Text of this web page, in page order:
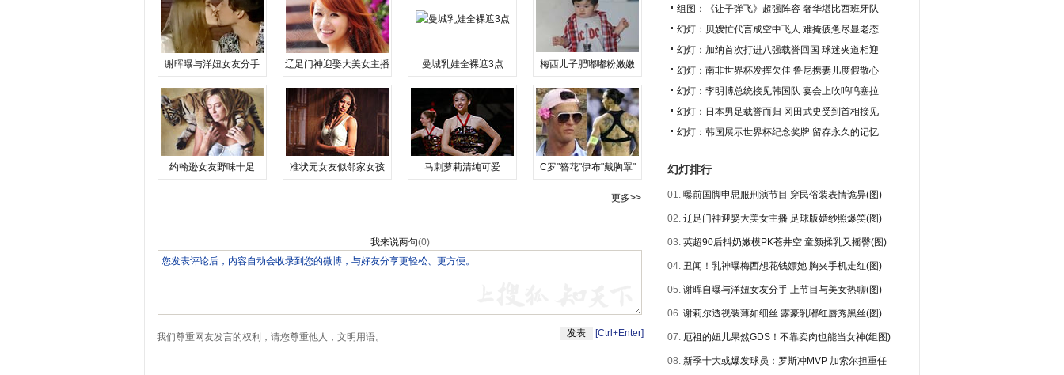
谢晖曝与洋妞女友分手 辽足门神迎娶大美女主播 曼城乳娃全裸遮3点 梅西儿子肥嘟嘟粉嫩嫩
约翰逊女友野味十足 准状元女友似邻家女孩 马刺萝莉清纯可爱 C罗"簪花"伊布"戴胸罩"
更多>>
我来说两句(0)
我们尊重网友发言的权利，请您尊重他人，文明用语。 [Ctrl+Enter]
组图：《让子弹飞》超强阵容 奢华堪比西班牙队
幻灯：贝嫂忙代言成空中飞人 难掩疲惫尽显老态
幻灯：加纳首次打进八强载誉回国 球迷夹道相迎
幻灯：南非世界杯发挥欠佳 鲁尼携妻儿度假散心
幻灯：李明博总统接见韩国队 宴会上吹呜呜塞拉
幻灯：日本男足载誉而归 冈田武史受到首相接见
幻灯：韩国展示世界杯纪念奖牌 留存永久的记忆
幻灯排行
01. 曝前国脚申思服刑演节目 穿民俗装表情诡异(图)
02. 辽足门神迎娶大美女主播 足球版婚纱照爆笑(图)
03. 英超90后抖奶嫩模PK苍井空 童颜揉乳又摇臀(图)
04. 丑闻！乳神曝梅西想花钱嫖她 胸夹手机走红(图)
05. 谢晖自曝与洋妞女友分手 上节目与美女热聊(图)
06. 谢莉尔透视装薄如细丝 露豪乳嘟红唇秀黑丝(图)
07. 厄祖的妞儿果然GDS！不靠卖肉也能当女神(组图)
08. 新季十大或爆发球员：罗斯冲MVP 加索尔担重任